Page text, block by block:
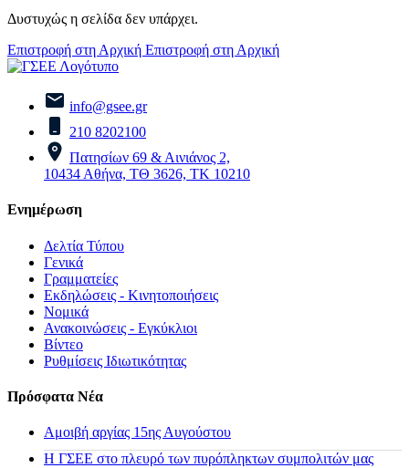
Δυστυχώς η σελίδα δεν υπάρχει.
Επιστροφή στη Αρχική Επιστροφή στη Αρχική
info@gsee.gr
210 8202100
Πατησίων 69 & Αινιάνος 2,
10434 Αθήνα, ΤΘ 3626, ΤΚ 10210
Ενημέρωση
Δελτία Τύπου
Γενικά
Γραμματείες
Εκδηλώσεις - Κινητοποιήσεις
Νομικά
Ανακοινώσεις - Εγκύκλιοι
Βίντεο
Ρυθμίσεις Ιδιωτικότητας
Πρόσφατα Νέα
Αμοιβή αργίας 15ης Αυγούστου
H ΓΣΕΕ στο πλευρό των πυρόπληκτων συμπολιτών μας